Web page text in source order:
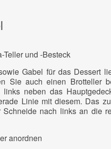
Teller und -Besteck
Gabel für das Dessert
Sie auch einen Brotteller
links neben das
Linie mit diesem. Das
Schneide nach links an die
anordnen